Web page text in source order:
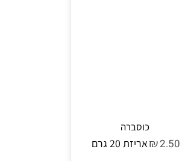
כוסברה
₪2.50 אריזת 20 גרם